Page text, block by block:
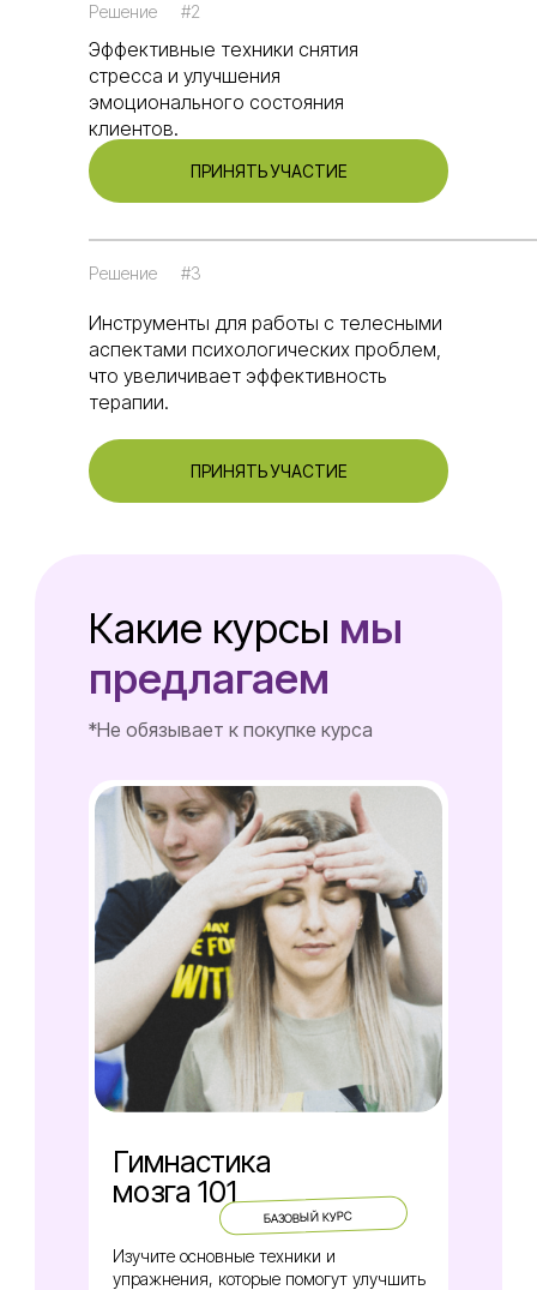
Эффективные техники снятия
стресса и улучшения
эмоционального состояния
клиентов.
Решение #2
Инструменты для работы с телесными
аспектами психологических проблем,
что увеличивает эффективность
терапии.
Решение #3
ПРИНЯТЬ УЧАСТИЕ
ПРИНЯТЬ УЧАСТИЕ
Какие курсы мы
предлагаем
Гимнастика
мозга 101
Изучите основные техники и
упражнения, которые помогут улучшить
БАЗОВЫЙ КУРС
*Не обязывает к покупке курса